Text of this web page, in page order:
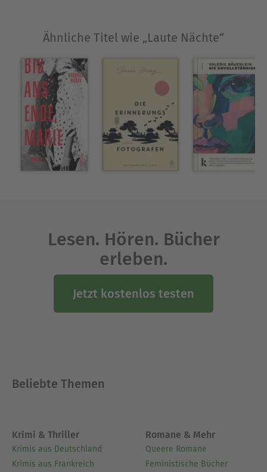
Kunstförderpreis in der Sparte Literatur). Anne
Verlag sind ihre Romane Lügen, die wir uns
erzählen und Blaues Wunder erschienen.
Ausblenden
Ähnliche Titel wie „Laute Nächte“
Lesen. Hören. Bücher
erleben.
Jetzt kostenlos testen
Beliebte Themen
Krimi & Thriller
Krimis aus Deutschland
Krimis aus Frankreich
Romane & Mehr
Queere Romane
Feministische Bücher